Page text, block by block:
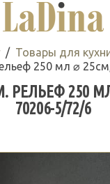
Товары для
250 мл ⌀
РЕЛЬЕФ 250
70206-5/72/6